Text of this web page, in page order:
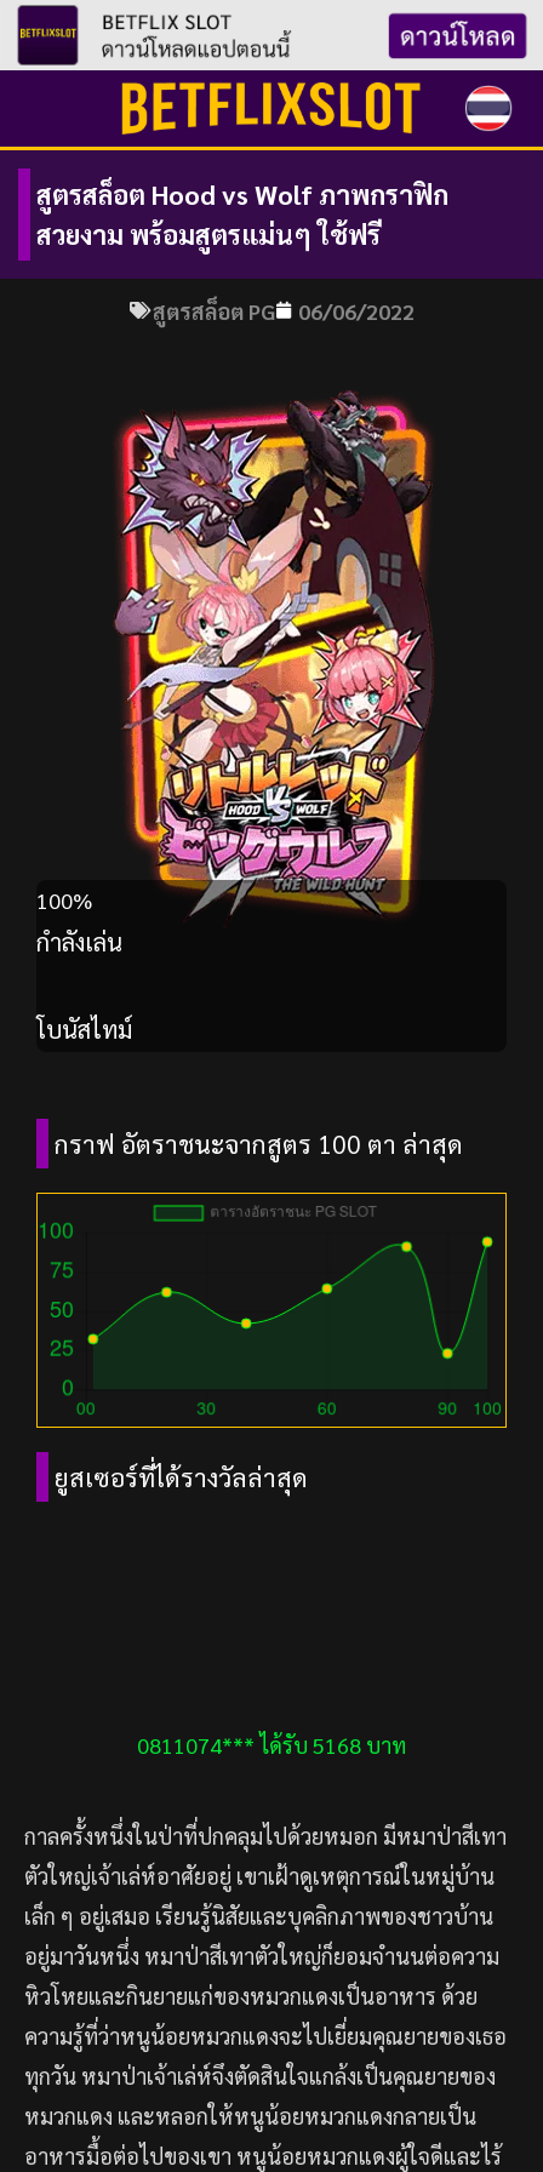
Skip
to
สูตรสล็อต Hood vs Wolf ภาพกราฟิก
สวยงาม พร้อมสูตรแม่นๆ ใช้ฟรี
สูตรสล็อต PG 06/06/2022
100%
กำลังเล่น
โบนัสไทม์
กราฟ อัตราชนะจากสูตร 100 ตา ล่าสุด
ยูสเซอร์ที่ได้รางวัลล่าสุด
0811074*** ได้รับ 5168 บาท
0671412*** ได้รับ 3340 บาท
0935756*** ได้รับ 420 บาท
0648080*** ได้รับ 343 บาท
093846*** ได้รับ 4528 บาท
0863840*** ได้รับ 281 บาท
กาลครั้งหนึ่งในป่าที่ปกคลุมไปด้วยหมอก มีหมาป่าสีเทา
ตัวใหญ่เจ้าเล่ห์อาศัยอยู่ เขาเฝ้าดูเหตุการณ์ในหมู่บ้าน
เล็ก ๆ อยู่เสมอ เรียนรู้นิสัยและบุคลิกภาพของชาวบ้าน
อยู่มาวันหนึ่ง หมาป่าสีเทาตัวใหญ่ก็ยอมจำนนต่อความ
หิวโหยและกินยายแก่ของหมวกแดงเป็นอาหาร ด้วย
ความรู้ที่ว่าหนูน้อยหมวกแดงจะไปเยี่ยมคุณยายของเธอ
ทุกวัน หมาป่าเจ้าเล่ห์จึงตัดสินใจแกล้งเป็นคุณยายของ
หมวกแดง และหลอกให้หนูน้อยหมวกแดงกลายเป็น
อาหารมื้อต่อไปของเขา หนูน้อยหมวกแดงผู้ใจดีและไร้